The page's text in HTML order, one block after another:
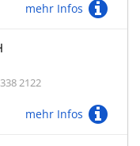
mehr Infos
2122
mehr Infos